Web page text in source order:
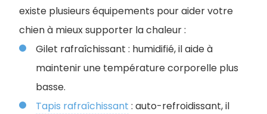
existe plusieurs équipements pour aider votre
chien à mieux supporter la chaleur :
Gilet rafraîchissant : humidifié, il aide à
maintenir une température corporelle plus
basse.
Tapis rafraîchissant : auto-refroidissant, il